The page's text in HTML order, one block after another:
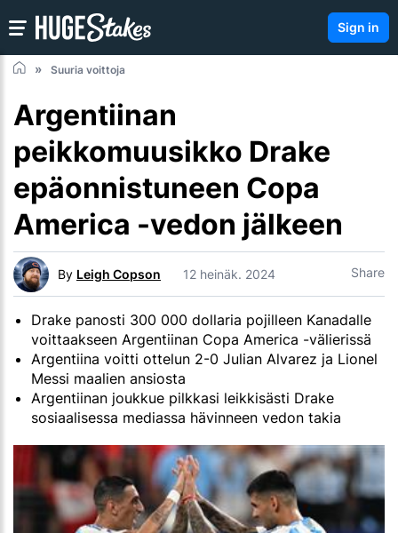
Sign in
Suuria voittoja
Argentiinan
peikkomuusikko Drake
epäonnistuneen Copa
America -vedon jälkeen
By Leigh Copson 12 heinäk. 2024 Share
Drake panosti 300 000 dollaria pojilleen Kanadalle
voittaakseen Argentiinan Copa America -välierissä
Argentiina voitti ottelun 2-0 Julian Alvarez ja Lionel
Messi maalien ansiosta
Argentiinan joukkue pilkkasi leikkisästi Drake
sosiaalisessa mediassa hävinneen vedon takia